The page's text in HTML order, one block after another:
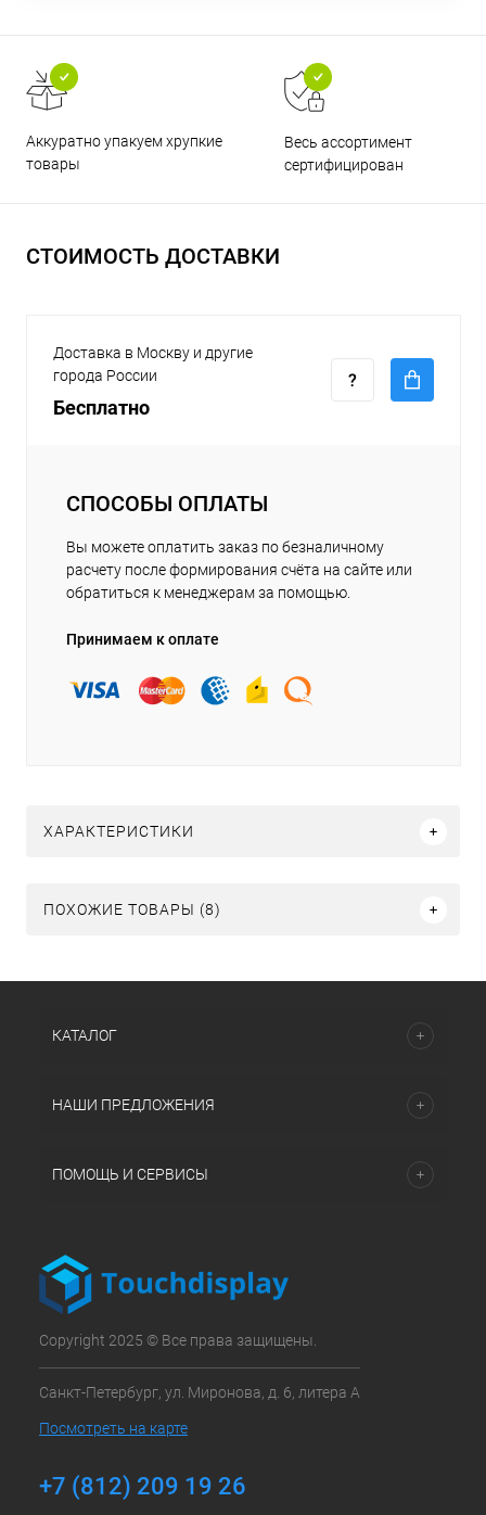
Аккуратно упакуем хрупкие
товары
Весь ассортимент
сертифицирован
СТОИМОСТЬ ДОСТАВКИ
Доставка в Москву и другие
города России
Бесплатно
СПОСОБЫ ОПЛАТЫ
Вы можете оплатить заказ по безналичному
расчету после формирования счёта на сайте или
обратиться к менеджерам за помощью.
Принимаем к оплате
ХАРАКТЕРИСТИКИ
ПОХОЖИЕ ТОВАРЫ (8)
КАТАЛОГ
НАШИ ПРЕДЛОЖЕНИЯ
ПОМОЩЬ И СЕРВИСЫ
Copyright 2025 © Все права защищены.
Санкт-Петербург, ул. Миронова, д. 6, литера А
Посмотреть на карте
+7 (812) 209 19 26